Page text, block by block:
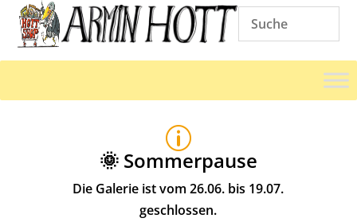
p
🌞 Sommerpause
Die Galerie ist vom 26.06. bis 19.07.
geschlossen.